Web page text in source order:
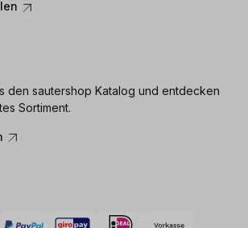
den sautershop Katalog und entdecken
Sortiment.